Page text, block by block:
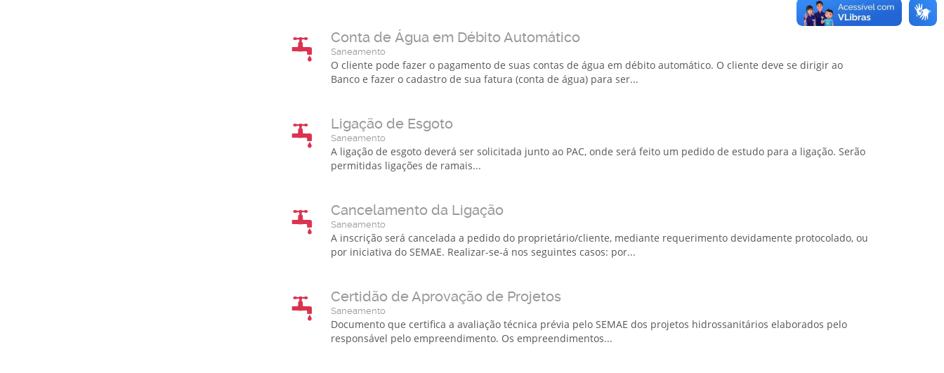
Conta de Água em Débito Automático
Saneamento
O cliente pode fazer o pagamento de suas contas de água em débito automático. O cliente deve se dirigir ao
Banco e fazer o cadastro de sua fatura (conta de água) para ser...
Ligação de Esgoto
Saneamento
A ligação de esgoto deverá ser solicitada junto ao PAC, onde será feito um pedido de estudo para a ligação. Serão
permitidas ligações de ramais...
Cancelamento da Ligação
Saneamento
A inscrição será cancelada a pedido do proprietário/cliente, mediante requerimento devidamente protocolado, ou
por iniciativa do SEMAE. Realizar-se-á nos seguintes casos: por...
Certidão de Aprovação de Projetos
Saneamento
Documento que certifica a avaliação técnica prévia pelo SEMAE dos projetos hidrossanitários elaborados pelo
responsável pelo empreendimento. Os empreendimentos...